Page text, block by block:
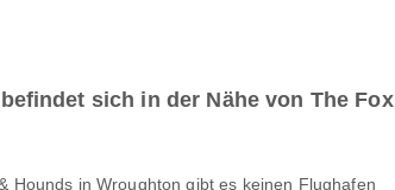
sich in der Nähe von The Fox
Hounds in Wroughton gibt es keinen Flughafen